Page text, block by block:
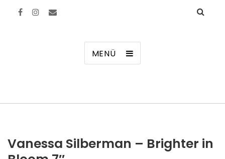
MENÜ
Vanessa Silberman – Brighter in